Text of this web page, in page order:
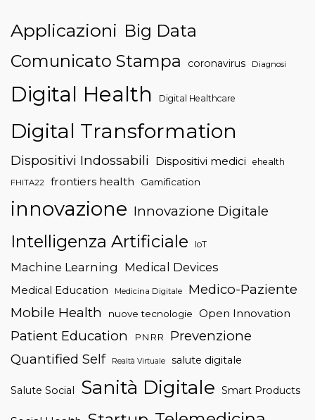
Applicazioni Big Data
Comunicato Stampa
coronavirus Diagnosi
Digital Health Digital Healthcare
Digital Transformation
Dispositivi Indossabili Dispositivi medici ehealth
FHITA22 frontiers health Gamification
innovazione Innovazione Digitale
Intelligenza Artificiale IoT
Machine Learning Medical Devices
Medical Education Medicina Digitale
Medico-Paziente
Mobile Health
nuove tecnologie Open Innovation
Patient Education PNRR
Prevenzione
Quantified Self
Realtà Virtuale salute digitale
Salute Social Sanità Digitale Smart Products